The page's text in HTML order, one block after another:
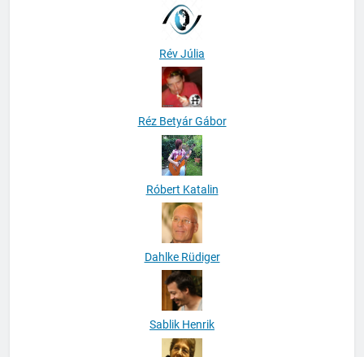
Rév Júlia
Réz Betyár Gábor
Róbert Katalin
Dahlke Rüdiger
Sablik Henrik